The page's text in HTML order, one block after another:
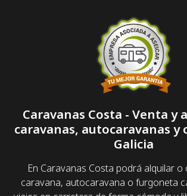
Caravanas Costa - Venta y
caravanas, autocaravanas y
Galicia
En Caravanas Costa podrá alquilar
caravana, autocaravana o furgoneta